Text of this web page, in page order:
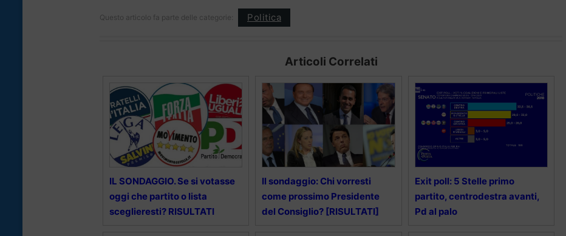
Questo articolo fa parte delle categorie: Politica
Articoli Correlati
IL SONDAGGIO. Se si votasse
oggi che partito o lista
sceglieresti? RISULTATI
Il sondaggio: Chi vorresti
come prossimo Presidente
del Consiglio? [RISULTATI]
Exit poll: 5 Stelle primo
partito, centrodestra avanti,
Pd al palo